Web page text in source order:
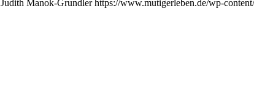
Judith Manok-Grundler https://www.mutigerleben.de/wp-